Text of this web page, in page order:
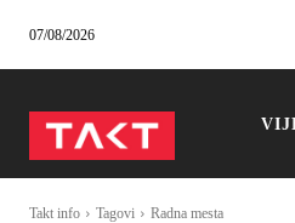
07/08/2026
Takt info Tagovi Radna mesta